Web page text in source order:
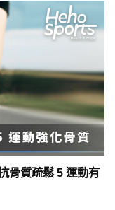
骨質疏鬆 5 運動有